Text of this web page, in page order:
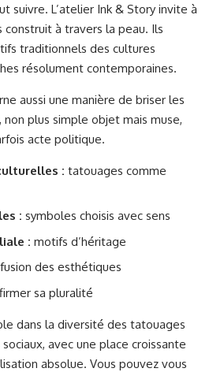
suivre. L’atelier Ink & Story invite à
construit à travers la peau. Ils
traditionnels des cultures
résolument contemporaines.
aussi une manière de briser les
plus simple objet mais muse,
acte politique.
: tatouages comme
: symboles choisis avec sens
: motifs d’héritage
fusion des esthétiques
sa pluralité
dans la diversité des tatouages
avec une place croissante
absolue. Vous pouvez vous